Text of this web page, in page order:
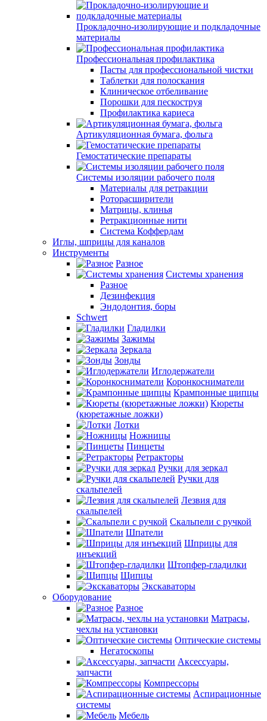
Прокладочно-изолирующие и подкладочные
материалы
Профессиональная профилактика
Пасты для профессиональной чистки
Таблетки для полоскания
Клиническое отбеливание
Порошки для пескоструя
Профилактика кариеса
Артикуляционная бумага, фольга
Гемостатические препараты
Системы изоляции рабочего поля
Материалы для ретракции
Роторасширители
Матрицы, клинья
Ретракционные нити
Система Коффердам
Иглы, шприцы для каналов
Инструменты
Разное
Системы хранения
Разное
Дезинфекция
Эндодонтия, боры
Schwert
Гладилки
Зажимы
Зеркала
Зонды
Иглодержатели
Коронкосниматели
Крампонные щипцы
Кюреты
(кюретажные ложки)
Лотки
Ножницы
Пинцеты
Ретракторы
Ручки для зеркал
Ручки для
скальпелей
Лезвия для
скальпелей
Скальпели с ручкой
Шпатели
Шприцы для
инъекций
Штопфер-гладилки
Щипцы
Экскаваторы
Оборудование
Разное
Матрасы,
чехлы на установки
Оптические системы
Негатоскопы
Аксессуары,
запчасти
Компрессоры
Аспирационные
системы
Мебель